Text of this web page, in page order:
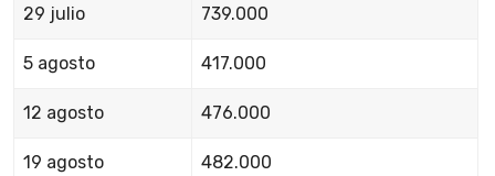
29 julio 739.000
5 agosto 417.000
12 agosto 476.000
19 agosto 482.000